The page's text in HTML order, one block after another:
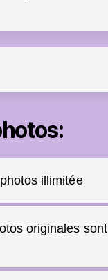
illimitée
originales sont